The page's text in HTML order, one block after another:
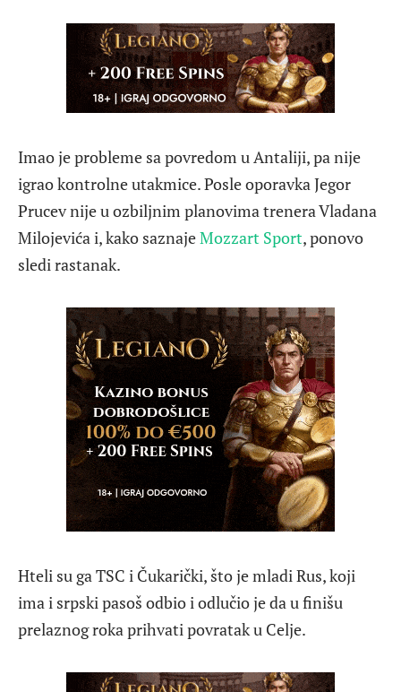
Imao je probleme sa povredom u Antaliji, pa nije
igrao kontrolne utakmice. Posle oporavka Jegor
Prucev nije u ozbiljnim planovima trenera Vladana
Milojevića i, kako saznajeMozzart Sport, ponovo
sledi rastanak.
Hteli su ga TSC i Čukarički, što je mladi Rus, koji
ima i srpski pasoš odbio i odlučio je da u finišu
prelaznog roka prihvati povratak u Celje.